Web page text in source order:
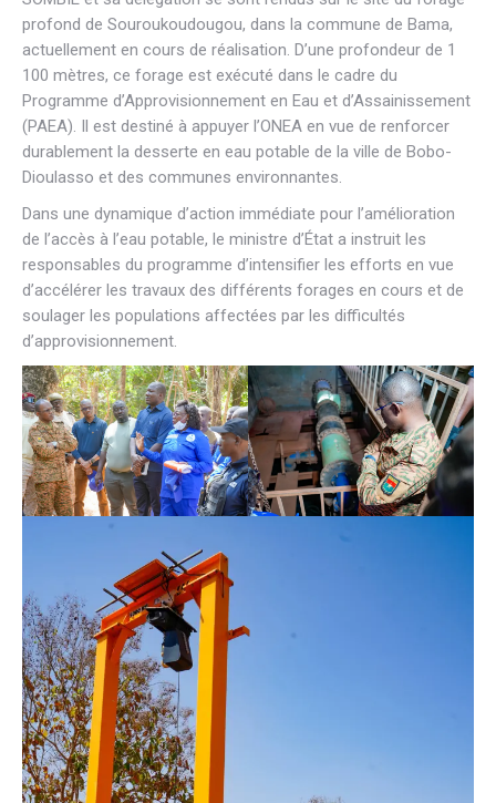
profond de Souroukoudougou, dans la commune de Bama,
actuellement en cours de réalisation. D’une profondeur de 1
100 mètres, ce forage est exécuté dans le cadre du
Programme d’Approvisionnement en Eau et d’Assainissement
(PAEA). Il est destiné à appuyer l’ONEA en vue de renforcer
durablement la desserte en eau potable de la ville de Bobo-
Dioulasso et des communes environnantes.
Dans une dynamique d’action immédiate pour l’amélioration
de l’accès à l’eau potable, le ministre d’État a instruit les
responsables du programme d’intensifier les efforts en vue
d’accélérer les travaux des différents forages en cours et de
soulager les populations affectées par les difficultés
d’approvisionnement.